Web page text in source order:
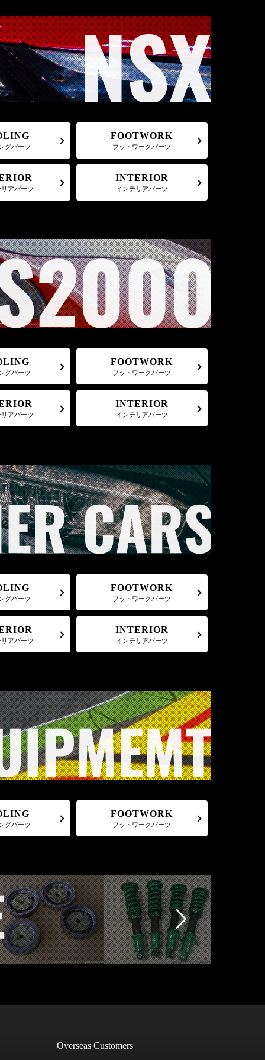
グパーツ
FOOTWORK
フットワークパーツ
アパーツ
INTERIOR
インテリアパーツ
グパーツ
FOOTWORK
フットワークパーツ
アパーツ
INTERIOR
インテリアパーツ
グパーツ
FOOTWORK
フットワークパーツ
アパーツ
INTERIOR
インテリアパーツ
グパーツ
FOOTWORK
フットワークパーツ
Overseas Customers